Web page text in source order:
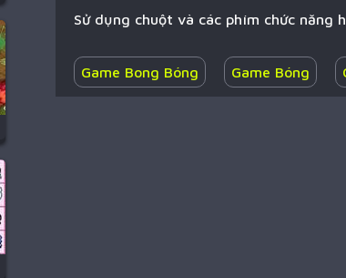
Sử dụng chuột và các phím chức năng
Game Bong Bóng Game Bóng